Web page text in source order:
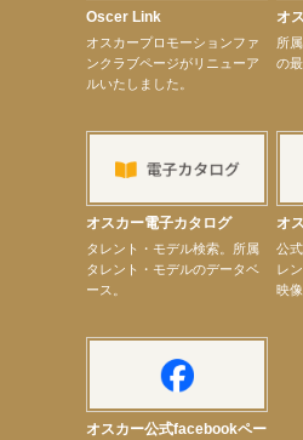
【井頭愛海】『小さなお葬式』TV-CM出演！
【定本楓馬】WEB DIGVII 連載企画『東京23時』に登場
【髙橋ひかる】7月雑誌掲載情報
【elfin’】7thシングル『全世界』がFMふくろうでパワ
【上戸彩】「サントリードリームマッチ2026」 始球式
【elfin’】9月27日（日）「Beauty Voice Theater
【宇垣美里】「マンガ【推しの子】展‐星のキセキ‐」
【昆虫ハンター牧田習】7月25日（土）NHKラジオ「
Oscer Link
オスカープロモーションファ
ンクラブページがリニューア
ルいたしました。
オ
所
の
オスカー電子カタログ
タレント・モデル検索。所属
タレント・モデルのデータベ
ース。
オ
公
レ
映像
オスカー公式facebookペー